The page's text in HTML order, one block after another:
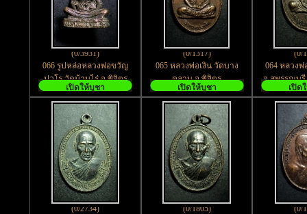
(0/3931)
066 รูปหล่อหลวงพ่อขวัญ
ปวโร วัดบ้านไร่ จ.พิจิตร
เปิดให้บูชา
(0/1317)
065 หลวงพ่อเงิน วัดบาง
คลาน จ.พิจิตร
เปิดให้บูชา
(0/
064 หลวง
จ.สุพรรณบุรี
๘๐ปี สร้
เปิด
(0/2734)
(0/1805)
(0/